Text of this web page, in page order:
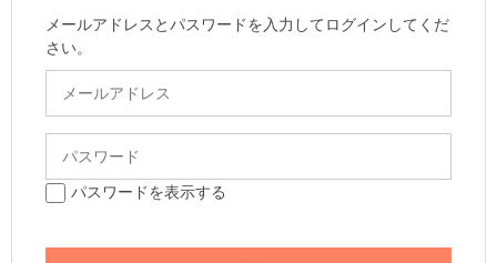
メールアドレスとパスワードを入力してログインしてくだ
さい。
パスワードを表示する